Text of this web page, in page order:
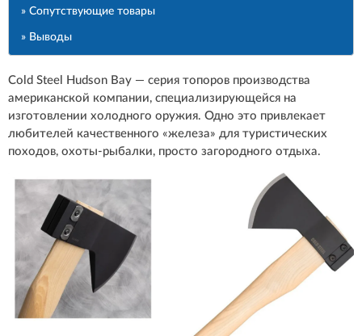
» Сопутствующие товары
» Выводы
Cold Steel Hudson Bay — серия топоров производства
американской компании, специализирующейся на
изготовлении холодного оружия. Одно это привлекает
любителей качественного «железа» для туристических
походов, охоты-рыбалки, просто загородного отдыха.